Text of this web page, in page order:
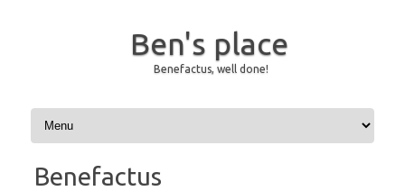
Ben's place
Benefactus, well done!
Skip to content
Benefactus